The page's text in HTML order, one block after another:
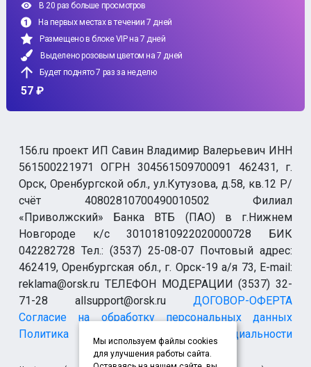
В 20 раз больше просмотров
На первых местах в течении 7 дней
Размещено в блоке VIP на 7 дней
Выделено розовым цветом на 7 дней
Будет поднято 7 раз за неделю
57 ₽
156.ru проект ИП Савин Владимир Валерьевич ИНН
561500221971 ОГРН 304561509700091 462431, г.
Орск, Оренбургской обл., ул.Кутузова, д.58, кв.12 Р/
счёт 40802810700490010502 Филиал
«Приволжский» Банка ВТБ (ПАО) в г.Нижнем
Новгороде к/с 30101810922020000728 БИК
042282728 Тел.: (3537) 25-08-07 Почтовый адрес:
462419, Оренбургская обл., г. Орск-19 а/я 73, E-mail:
reklama@orsk.ru ТЕЛЕФОН МОДЕРАЦИИ (3537) 32-
71-28 allsupport@orsk.ruДОГОВОР-ОФЕРТА
Согласие на обработку персональных данных
Политика конфиденциальности
Мы используем файлы cookies
для улучшения работы сайта.